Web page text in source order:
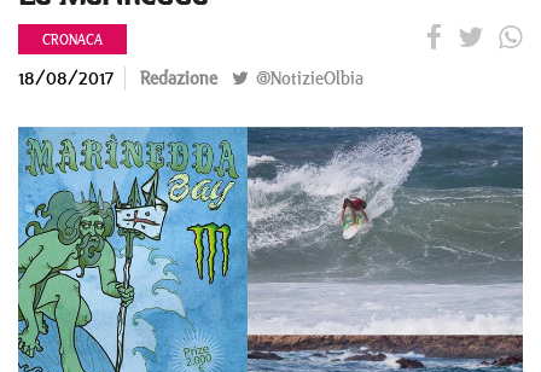
CRONACA
18/08/2017 Redazione @NotizieOlbia